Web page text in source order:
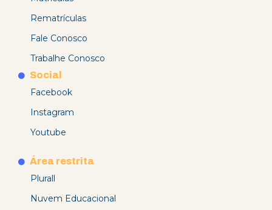
Rematrículas
Fale Conosco
Trabalhe Conosco
Social
Facebook
Instagram
Youtube
Área restrita
Plurall
Nuvem Educacional